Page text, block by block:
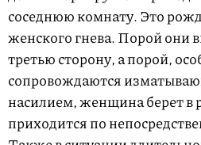
соседнюю комнату. Это
женского гнева. Порой они
третью сторону, а порой,
сопровождаются
насилием, женщина берет в
приходится по